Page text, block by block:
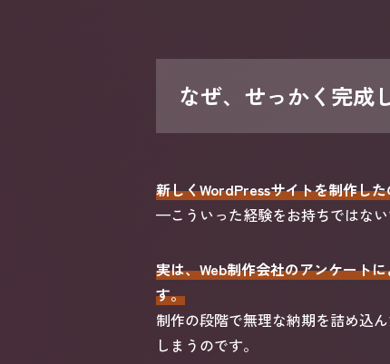
なぜ、せっかく完成
新しくWordPressサイトを制作し
—こういった経験をお持ちではない
実は、Web制作会社のアンケート
す。
制作の段階で無理な納期を詰め込
しまうのです。